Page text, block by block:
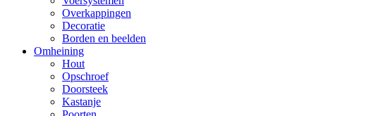
Overkappingen
Decoratie
Borden en beelden
Omheining
Hout
Opschroef
Doorsteek
Kastanje